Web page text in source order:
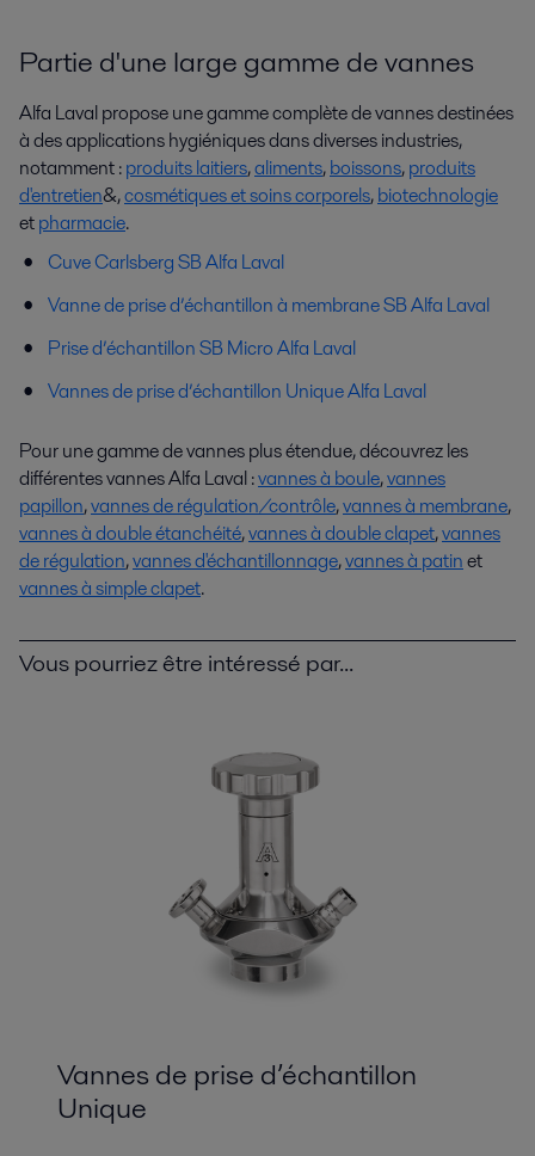
Partie d'une large gamme de vannes
Alfa Laval propose une gamme complète de vannes destinées
à des applications hygiéniques dans diverses industries,
notamment :produits laitiers,aliments,boissons,produits
d'entretien&,cosmétiques et soins corporels,biotechnologie
etpharmacie.
Cuve Carlsberg SB Alfa Laval
Vanne de prise d’échantillon à membrane SB Alfa Laval
Prise d’échantillon SB Micro Alfa Laval
Vannes de prise d’échantillon Unique Alfa Laval
Pour une gamme de vannes plus étendue, découvrez les
différentes vannes Alfa Laval :vannes à boule,vannes
papillon,vannes de régulation/contrôle,vannes à membrane,
vannes à double étanchéité,vannes à double clapet,vannes
de régulation,vannes d'échantillonnage,vannes à patinet
vannes à simple clapet.
Vous pourriez être intéressé par...
Vannes de prise d’échantillon
Unique